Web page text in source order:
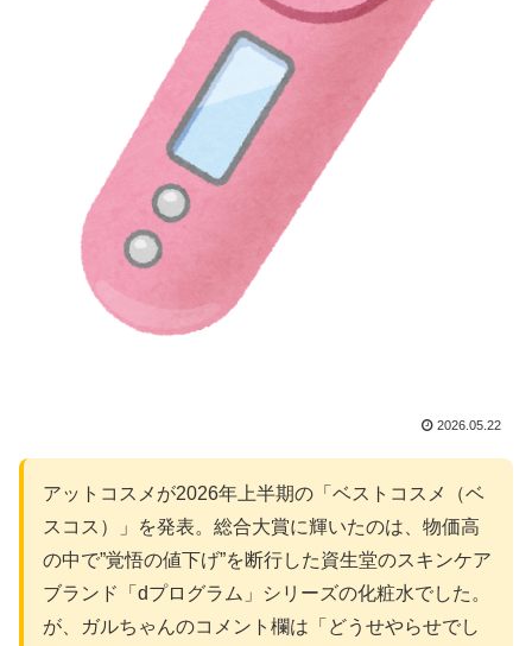
2026.05.22
アットコスメが2026年上半期の「ベストコスメ（ベ
スコス）」を発表。総合大賞に輝いたのは、物価高
の中で”覚悟の値下げ”を断行した資生堂のスキンケア
ブランド「dプログラム」シリーズの化粧水でした。
が、ガルちゃんのコメント欄は「どうせやらせでし